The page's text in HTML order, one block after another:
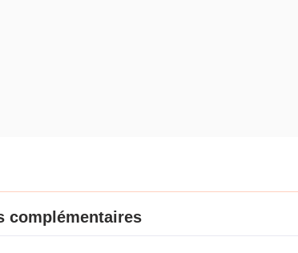
complémentaires